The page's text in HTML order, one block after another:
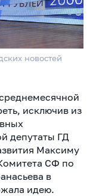
новостей
исключив из
депутаты ГД
Максиму
СФ по
в
идею.